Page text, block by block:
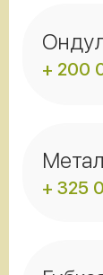
+ 200
+ 325